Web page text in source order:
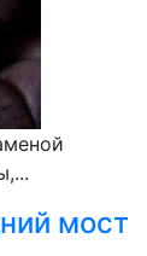
мост